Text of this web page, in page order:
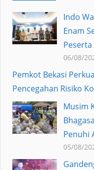
Indo
Enam
06/08/
Pemkot Bekasi
Pencegahan Risiko
Musim
Penuhi
05/08/